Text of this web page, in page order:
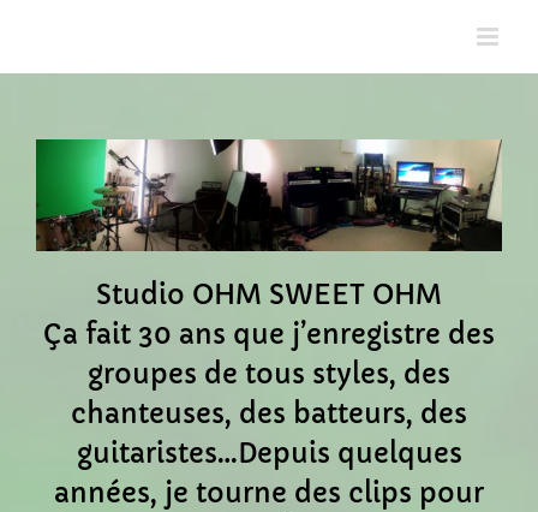
Studio OHM SWEET OHM
Ça fait 30 ans que j’enregistre des
groupes de tous styles, des
chanteuses, des batteurs, des
guitaristes…Depuis quelques
années, je tourne des clips pour